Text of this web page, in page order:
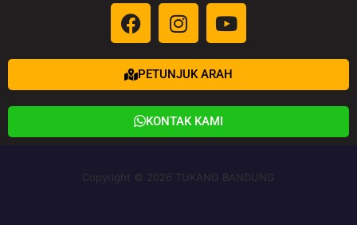
PETUNJUK ARAH
KONTAK KAMI
Copyright © 2026 TUKANG BANDUNG